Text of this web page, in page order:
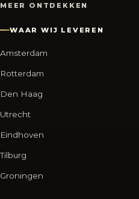
MEER ONTDEKKEN
WAAR WIJ LEVEREN
Amsterdam
Rotterdam
Den Haag
Utrecht
Eindhoven
Tilburg
Groningen